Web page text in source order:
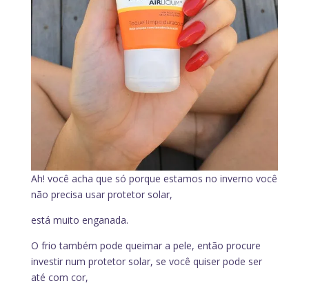
Ah! você acha que só porque estamos no inverno você
não precisa usar protetor solar,
está muito enganada.
O frio também pode queimar a pele, então procure
investir num protetor solar, se você quiser pode ser
até com cor,